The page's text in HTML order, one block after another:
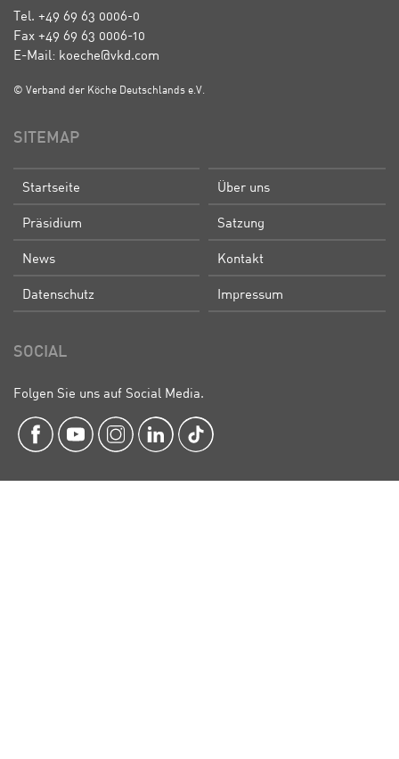
Tel. +49 69 63 0006-0
Fax +49 69 63 0006-10
E-Mail: koeche@vkd.com
© Verband der Köche Deutschlands e.V.
SITEMAP
Startseite Über uns
Präsidium Satzung
News Kontakt
Datenschutz Impressum
SOCIAL
Folgen Sie uns auf Social Media.